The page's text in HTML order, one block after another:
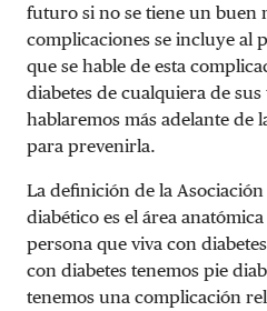
futuro si no se tiene un buen
complicaciones se incluye al
que se hable de esta
diabetes de cualquiera de
hablaremos más adelante de
para prevenirla.
La definición de la
diabético es el área
persona que viva con
con diabetes tenemos pie
tenemos una complicación